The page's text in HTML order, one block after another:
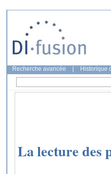
Recherche avancée Historique
La lecture des